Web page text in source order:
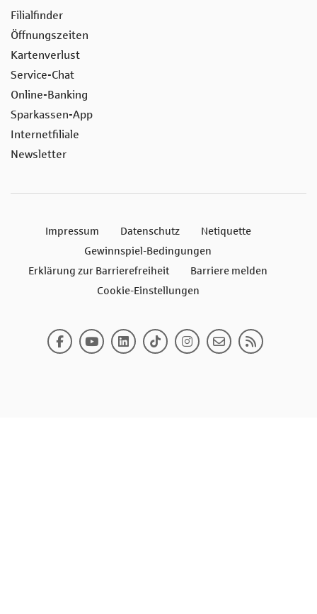
Filialfinder
Öffnungszeiten
Kartenverlust
Service-Chat
Online-Banking
Sparkassen-App
Internetfiliale
Newsletter
Impressum Datenschutz
Netiquette
Gewinnspiel-Bedingungen
Erklärung zur Barrierefreiheit
Barriere melden
Cookie-Einstellungen